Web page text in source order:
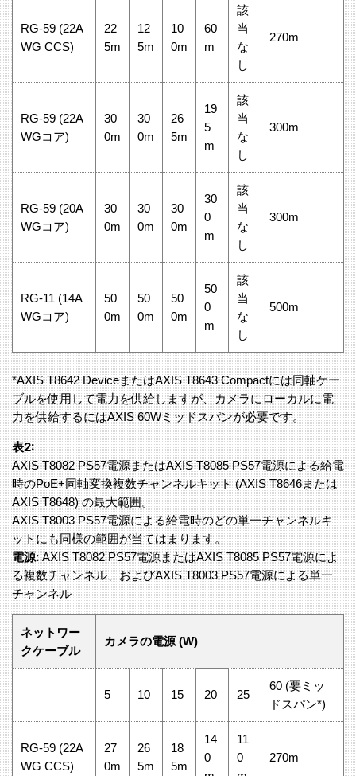
RG-59 (22A
WG CCS)
22
5m
12
5m
10
0m
60
m
該
当
な
し
270m
RG-59 (22A
WGコア)
30
0m
30
0m
26
5m
19
5
m
該
当
な
し
300m
RG-59 (20A
WGコア)
30
0m
30
0m
30
0m
30
0
m
該
当
な
し
300m
RG-11 (14A
WGコア)
50
0m
50
0m
50
0m
50
0
m
該
当
な
し
500m
*AXIS T8642 DeviceまたはAXIS T8643 Compactには同軸ケー
ブルを使用して電力を供給しますが、カメラにローカルに電
力を供給するにはAXIS 60Wミッドスパンが必要です。
表2:
AXIS T8082 PS57電源またはAXIS T8085 PS57電源による給電
時のPoE+同軸変換複数チャンネルキット (AXIS T8646または
AXIS T8648) の最大範囲。
AXIS T8003 PS57電源による給電時のどの単一チャンネルキ
ットにも同様の範囲が当てはまります。
電源:AXIS T8082 PS57電源またはAXIS T8085 PS57電源によ
る複数チャンネル、およびAXIS T8003 PS57電源による単一
チャンネル
ネットワー
クケーブル
カメラの電源 (W)
5 10 15 20 25
60 (要ミッ
ドスパン*)
RG-59 (22A
WG CCS)
27
0m
26
5m
18
5m
14
0
11
0
270m